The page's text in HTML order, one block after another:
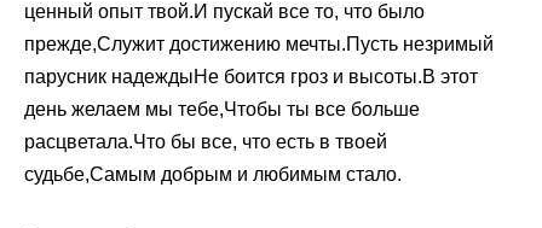
ценный опыт твой.И пускай все то, что было
прежде,Служит достижению мечты.Пусть незримый
парусник надеждыНе боится гроз и высоты.В этот
день желаем мы тебе,Чтобы ты все больше
расцветала.Что бы все, что есть в твоей
судьбе,Самым добрым и любимым стало.